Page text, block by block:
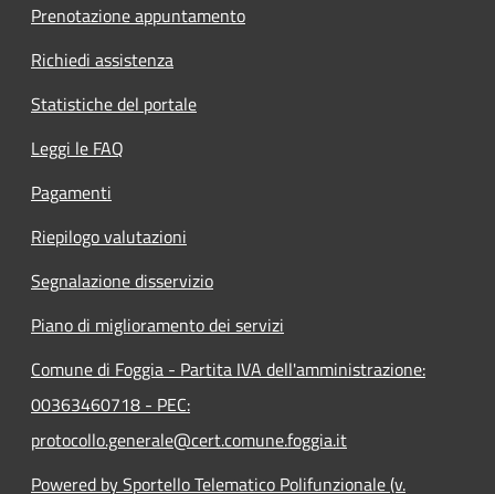
Prenotazione appuntamento
Richiedi assistenza
Statistiche del portale
Leggi le FAQ
Pagamenti
Riepilogo valutazioni
Segnalazione disservizio
Piano di miglioramento dei servizi
Comune di Foggia - Partita IVA dell'amministrazione:
00363460718 - PEC:
protocollo.generale@cert.comune.foggia.it
Powered by Sportello Telematico Polifunzionale (v.